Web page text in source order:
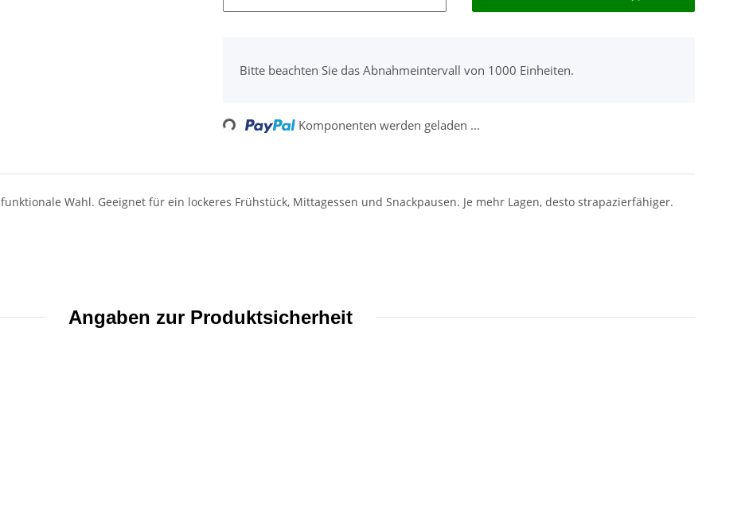
Bitte beachten Sie das Abnahmeintervall von 1000 Einheiten.
Loading... Komponenten werden geladen ...
Wahl. Geeignet für ein lockeres Frühstück, Mittagessen und Snackpausen. Je mehr Lagen, desto strapazierfähiger.
Angaben zur Produktsicherheit